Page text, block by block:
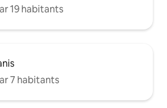
19 habitants
7 habitants